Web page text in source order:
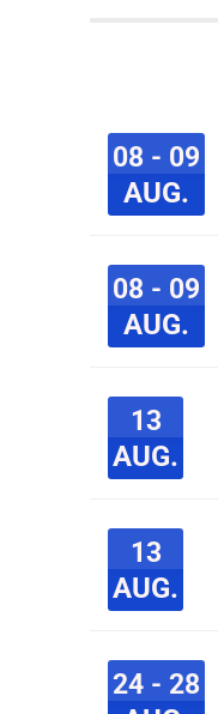
08 - 09
AUG.
08 - 09
AUG.
13
AUG.
13
AUG.
24 - 28